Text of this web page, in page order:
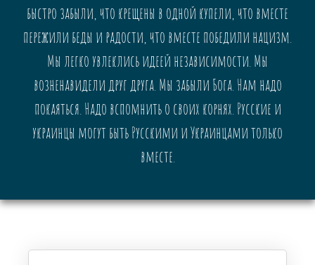
быстро забыли, что крещены в одной купели, что вместе
пережили беды и радости, что вместе победили нацизм.
Мы легко увлеклись идеей независимости. Мы
возненавидели друг друга. Мы забыли Бога. Нам надо
покаяться. Надо вспомнить о своих корнях. Русские и
украинцы могут быть Русскими и Украинцами только
вместе.